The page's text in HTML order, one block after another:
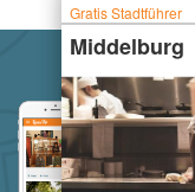
Gratis Stadtführer
Middelburg